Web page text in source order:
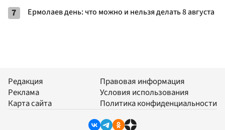
7 Ермолаев день: что можно и нельзя делать 8 августа
Редакция
Реклама
Карта сайта
Правовая информация
Условия использования
Политика конфиденциальности